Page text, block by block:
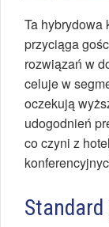
Ta hybrydowa
przyciąga
rozwiązań w
celuje w
oczekują
udogodnień
co czyni z